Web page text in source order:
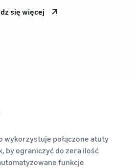
się więcej
wykorzystuje połączone atuty
by ograniczyć do zera ilość
funkcje